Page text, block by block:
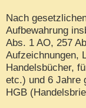
Nach
Aufbewahrung
Abs. 1 AO, 257
Aufzeichnungen,
Handelsbücher,
etc.) und 6 Jahre
HGB